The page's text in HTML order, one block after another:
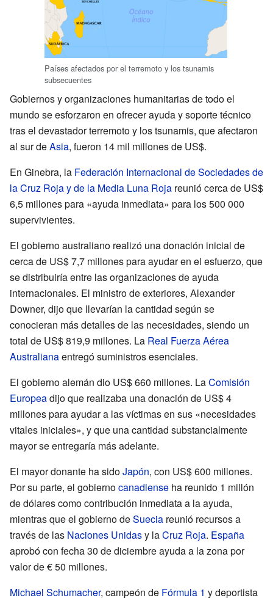
Países afectados por el terremoto y los tsunamis
subsecuentes
Gobiernos y organizaciones humanitarias de todo el
mundo se esforzaron en ofrecer ayuda y soporte técnico
tras el devastador terremoto y los tsunamis, que afectaron
al sur deAsia, fueron 14 mil millones de US$.
En Ginebra, la Federación Internacional de Sociedades de
la Cruz Roja y de la Media Luna Roja reunió cerca de US$
6,5 millones para «ayuda inmediata» para los 500 000
supervivientes.
El gobierno australiano realizó una donación inicial de
cerca de US$ 7,7 millones para ayudar en el esfuerzo, que
se distribuiría entre las organizaciones de ayuda
internacionales. El ministro de exteriores, Alexander
Downer, dijo que llevarían la cantidad según se
conocieran más detalles de las necesidades, siendo un
total de US$ 819,9 millones. La Real Fuerza Aérea
Australianaentregó suministros esenciales.
El gobierno alemán dio US$ 660 millones. LaComisión
Europeadijo que realizaba una donación de US$ 4
millones para ayudar a las víctimas en sus «necesidades
vitales iniciales», y que una cantidad substancialmente
mayor se entregaría más adelante.
El mayor donante ha sidoJapón, con US$ 600 millones.
Por su parte, el gobiernocanadiense ha reunido 1 millón
de dólares como contribución inmediata a la ayuda,
mientras que el gobierno deSuecia reunió recursos a
través de las Naciones Unidasy laCruz Roja. España
aprobó con fecha 30 de diciembre ayuda a la zona por
valor de € 50 millones.
Michael Schumacher, campeón de Fórmula 1 y deportista